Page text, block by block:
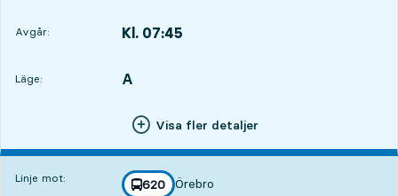
Avgår: Kl. 07:45
Läge:
LÄGE, A
,
Visa fler detaljer
Linje mot: linje
620 Örebro